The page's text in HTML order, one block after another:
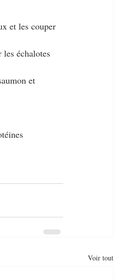
et les couper
échalotes
et
Voir tout